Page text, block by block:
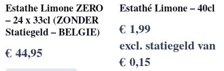
Estathe Limone ZERO
– 24 x 33cl (ZONDER
Statiegeld – BELGIE)
€ 44,95
Estathé Limone – 40cl
€ 1,99
excl. statiegeld van
€ 0,15